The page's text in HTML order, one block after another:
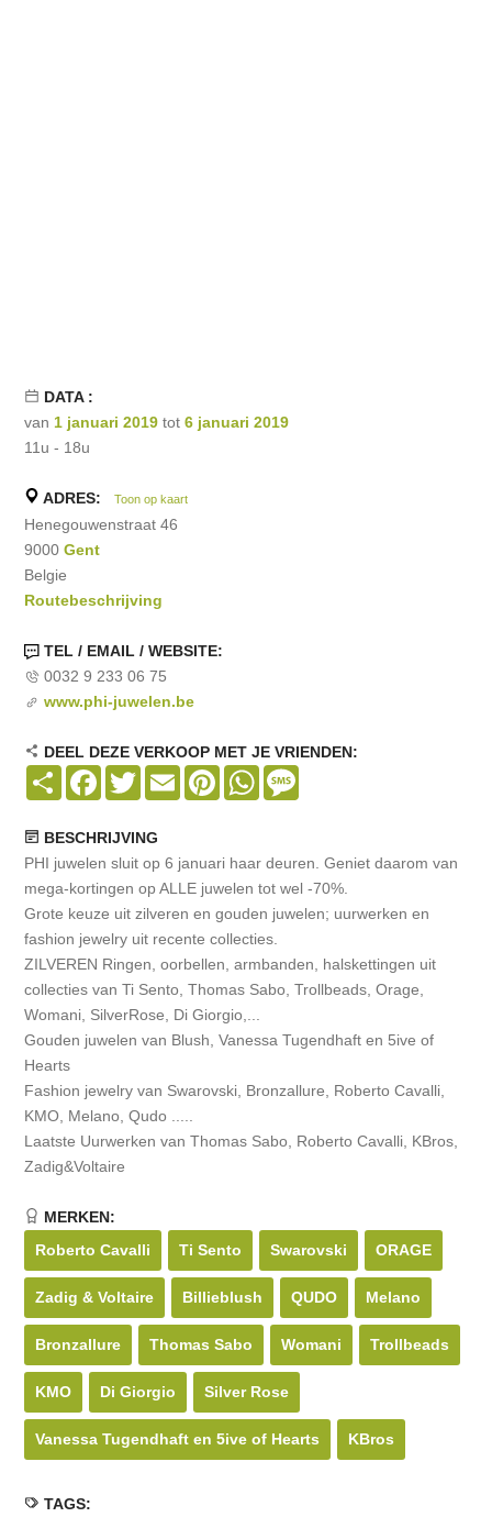
DATA :
van 1 januari 2019 tot6 januari 2019
11u - 18u
ADRES: Toon op kaart
Henegouwenstraat 46
9000Gent
Belgie
Routebeschrijving
TEL / EMAIL / WEBSITE:
0032 9 233 06 75
www.phi-juwelen.be
DEEL DEZE VERKOOP MET JE VRIENDEN:
Share Facebook
TwitterEmail PinterestWhatsApp
BESCHRIJVING
PHI juwelen sluit op 6 januari haar deuren. Geniet daarom van
mega-kortingen op ALLE juwelen tot wel -70%.
Grote keuze uit zilveren en gouden juwelen; uurwerken en
fashion jewelry uit recente collecties.
ZILVEREN Ringen, oorbellen, armbanden, halskettingen uit
collecties van Ti Sento, Thomas Sabo, Trollbeads, Orage,
Womani, SilverRose, Di Giorgio,...
Gouden juwelen van Blush, Vanessa Tugendhaft en 5ive of
Hearts
Fashion jewelry van Swarovski, Bronzallure, Roberto Cavalli,
KMO, Melano, Qudo .....
Laatste Uurwerken van Thomas Sabo, Roberto Cavalli, KBros,
Zadig&Voltaire
MERKEN:
Roberto Cavalli
Ti Sento Swarovski ORAGE
Zadig & Voltaire Billieblush QUDO Melano
Bronzallure Thomas Sabo Womani Trollbeads
KMO Di Giorgio Silver Rose
Vanessa Tugendhaft en 5ive of Hearts KBros
TAGS: